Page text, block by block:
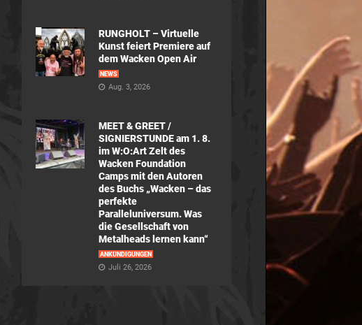
RUNGHOLT – Virtuelle
Kunst feiert Premiere auf
dem Wacken Open Air
NEWS
Aug. 3, 2026
MEET & GREET /
SIGNIERSTUNDE am 1. 8.
im W:O:Art Zelt des
Wacken Foundation
Camps mit den Autoren
des Buchs „Wacken – das
perfekte
Paralleluniversum. Was
die Gesellschaft von
Metalheads lernen kann“
ANKÜNDIGUNGEN
Juli 26, 2026